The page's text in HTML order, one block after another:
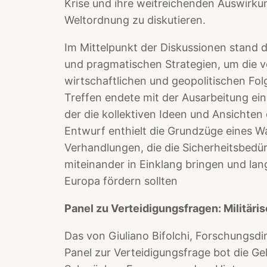
Krise und ihre weitreichenden
Weltordnung zu diskutieren.
Im Mittelpunkt der Diskussionen stand
und pragmatischen Strategien, um die
wirtschaftlichen und geopolitischen
Treffen endete mit der Ausarbeitung
der die kollektiven Ideen und
Entwurf enthielt die Grundzüge eines
Verhandlungen, die die
miteinander in Einklang bringen und
Europa fördern sollten
Panel zu Verteidigungsfragen:
Das von Giuliano Bifolchi,
Panel zur Verteidigungsfrage bot die